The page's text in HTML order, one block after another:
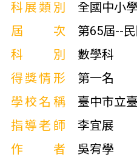
科展類別
全國中小
屆次
第65屆--
科別
數學科
得獎情形
第一名
學校名稱
臺中市立
指導老師
李宜展
作者
吳宥學